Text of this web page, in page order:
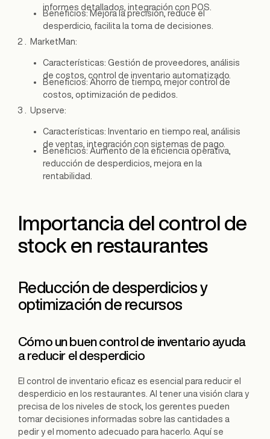
informes detallados, integración con POS.
Beneficios: Mejora la precisión, reduce el
desperdicio, facilita la toma de decisiones.
MarketMan:
Características: Gestión de proveedores, análisis
de costos, control de inventario automatizado.
Beneficios: Ahorro de tiempo, mejor control de
costos, optimización de pedidos.
Upserve:
Características: Inventario en tiempo real, análisis
de ventas, integración con sistemas de pago.
Beneficios: Aumento de la eficiencia operativa,
reducción de desperdicios, mejora en la
rentabilidad.
Importancia del control de
stock en restaurantes
Reducción de desperdicios y
optimización de recursos
Cómo un buen control de inventario ayuda
a reducir el desperdicio
El control de inventario eficaz es esencial para reducir el
desperdicio en los restaurantes. Al tener una visión clara y
precisa de los niveles de stock, los gerentes pueden
tomar decisiones informadas sobre las cantidades a
pedir y el momento adecuado para hacerlo. Aquí se